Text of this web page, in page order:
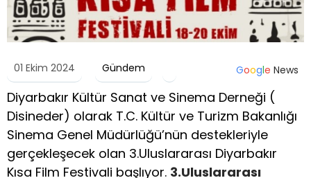
01 Ekim 2024 Gündem Google News
Diyarbakır Kültür Sanat ve Sinema Derneği (
Disineder) olarak T.C. Kültür ve Turizm Bakanlığı
Sinema Genel Müdürlüğü’nün destekleriyle
gerçekleşecek olan 3.Uluslararası Diyarbakır
Kısa Film Festivali başlıyor. 3.Uluslararası